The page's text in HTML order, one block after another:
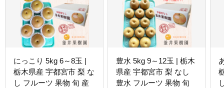
にっこり 5kg 6～8玉 |
栃木県産 宇都宮市 梨 な
し フルーツ 果物 旬 産
豊水 5kg 9～12玉 | 栃木
県産 宇都宮市 梨 なし
豊水 フルーツ 果物 旬